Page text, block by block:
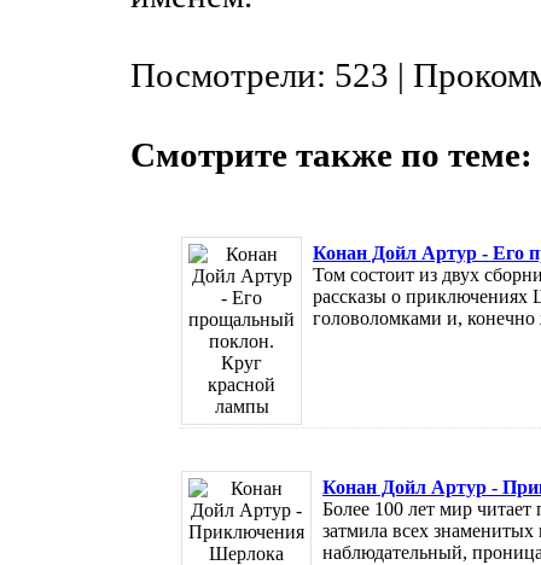
Посмотрели: 523 |
Смотрите также по теме:
Конан Дойл Артур - Его
Том состоит из двух
рассказы о приключениях
головоломками и,
Конан Дойл Артур -
Более 100 лет мир
затмила всех
наблюдательный,